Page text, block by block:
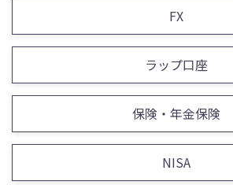
FX
ラップ口座
保険・年金保険
NISA